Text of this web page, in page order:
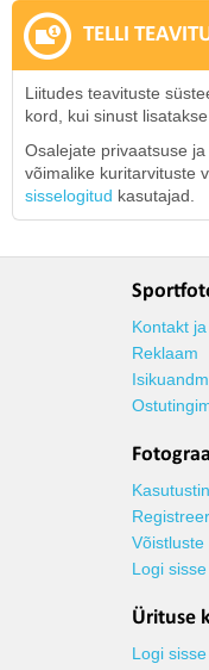
TELLI
Liitudes teavituste
kord, kui sinust
Osalejate privaatsuse
võimalike kuritarvituste
sisselogitud kasutajad.
Kontakt
Reklaam
Võistluste
Logi sisse
Ürituse
Logi sisse